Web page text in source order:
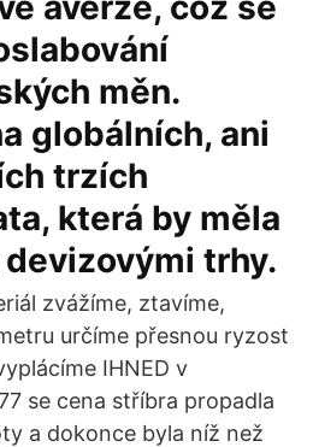
měn.
globálních, ani
trzích
která by měla
trhy.
zvážíme, ztavíme,
určíme přesnou ryzost
IHNED v
se cena stříbra propadla
a dokonce byla níž než